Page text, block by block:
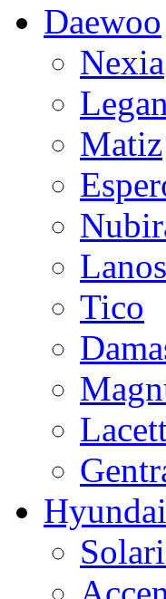
Daewoo
Nexia
Matiz
Lanos
Tico
Hyundai